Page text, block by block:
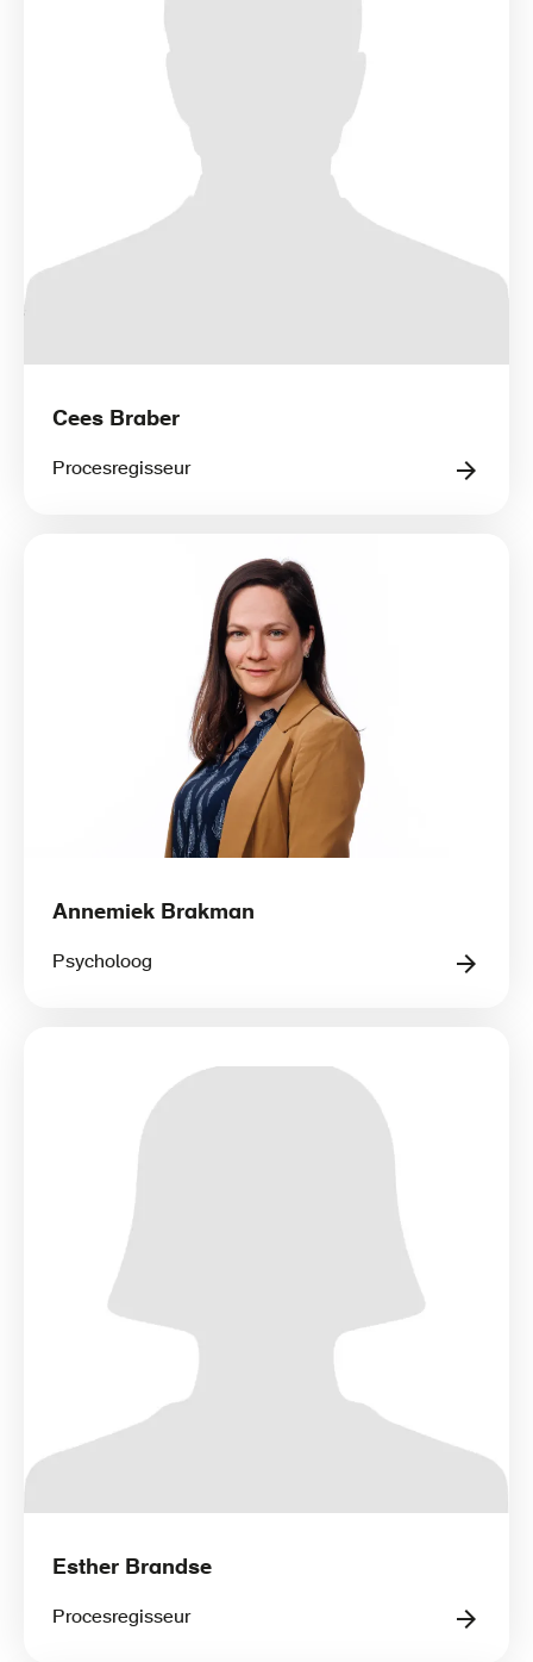
Cees Braber
Procesregisseur
Annemiek Brakman
Psycholoog
Esther Brandse
Procesregisseur